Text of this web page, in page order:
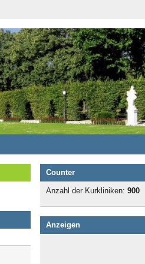
Counter
Anzahl der Kurkliniken: 900
Anzeigen